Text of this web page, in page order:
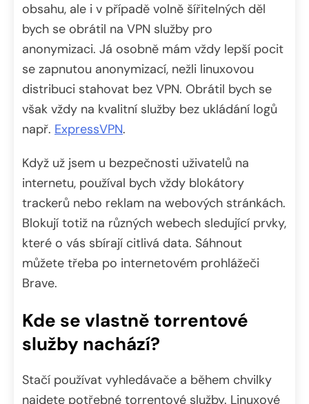
obsahu, ale i v případě volně šířitelných děl
bych se obrátil na VPN služby pro
anonymizaci. Já osobně mám vždy lepší pocit
se zapnutou anonymizací, nežli linuxovou
distribuci stahovat bez VPN. Obrátil bych se
však vždy na kvalitní služby bez ukládání logů
např. ExpressVPN.
Když už jsem u bezpečnosti uživatelů na
internetu, používal bych vždy blokátory
trackerů nebo reklam na webových stránkách.
Blokují totiž na různých webech sledující prvky,
které o vás sbírají citlivá data. Sáhnout
můžete třeba po internetovém prohlážeči
Brave.
Kde se vlastně torrentové
služby nachází?
Stačí používat vyhledávače a během chvilky
najdete potřebné torrentové služby. Linuxové